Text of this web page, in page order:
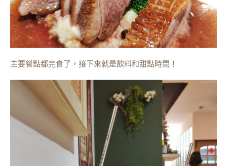
主要餐點都完食了，接下來就是飲料和甜點時間！